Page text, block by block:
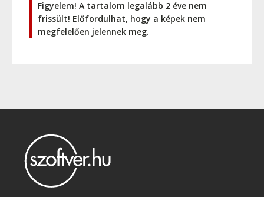
Figyelem! A tartalom legalább 2 éve nem
frissült! Előfordulhat, hogy a képek nem
megfelelően jelennek meg.